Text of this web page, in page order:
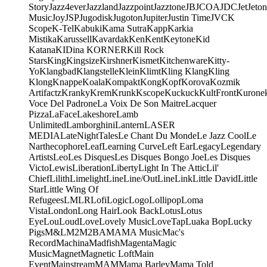
StoryJazz4everJazzlandJazzpointJazztoneJBJCOAJDCJetJeton
MusicJoyJSPJugodiskJugotonJupiterJustin TimeJVCK
ScopeK-TelKabukiKama SutraKappKarkia
MistikaKarussellKavardakKenKentKeytoneKid
KatanaKIDina KORNERKill Rock
StarsKingKingsizeKirshnerKismetKitchenwareKitty-
YoKlangbadKlangstelleKleinKlimtKling KlangKling
KlongKnappeKoalaKompaktKongKopfKorovaKozmik
ArtifactzKrankyKremKrunkKscopeKuckuckKultFront
Voce Del PadroneLa Voix De Son MaitreLacquer
PizzaLaFaceLakeshoreLamb
UnlimitedLamborghiniLanternLASER
MEDIALateNightTalesLe Chant Du MondeLe Jazz CoolLe
NarthecophoreLeafLearning CurveLeft EarLegacyLegendary
ArtistsLeoLes DisquesLes Disques Bongo JoeLes Disques
VictoLewisLiberationLibertyLight In The AtticLil'
ChiefLilithLimelightLineLine/OutLineLinkLittle DavidLittle
StarLittle Wing Of
RefugeesLMLRLofiLogicLogoLollipopLoma
VistaLondonLong HairLook BackLotusLotus
EyeLouLoudLoveLovely MusicLoveTapLuaka BopLucky
PigsM&LM2M2BAMAMA MusicMac's
RecordMachinaMadfishMagentaMagic
MusicMagnetMagnetic LoftMain
EventMainstreamMAMMama BarleyMama Told